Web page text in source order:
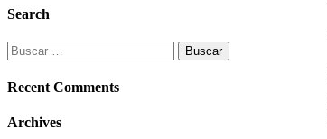
Search
Buscar:
Recent Comments
Archives